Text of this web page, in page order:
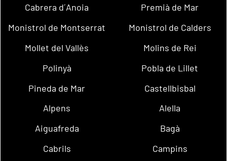
Cabrera d´Anoia
Premià de Mar
Monistrol de Montserrat
Monistrol de Calders
Mollet del Vallès
Molins de Rei
Polinyà
Pobla de Lillet
Pineda de Mar
Castellbisbal
Alpens
Alella
Aiguafreda
Bagà
Cabrils
Campins